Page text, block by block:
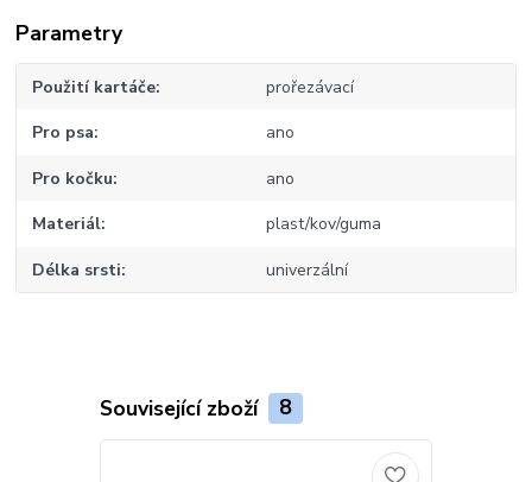
Parametry
Použití kartáče prořezávací
Pro psa ano
Pro kočku ano
Materiál plast/kov/guma
Délka srsti univerzální
Související zboží 8